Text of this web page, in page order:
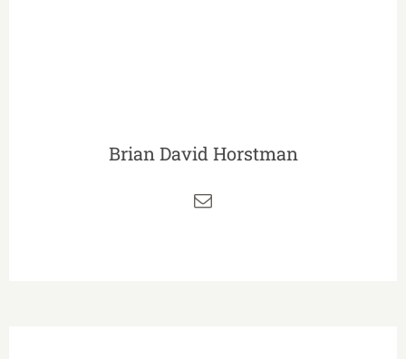
Brian David Horstman